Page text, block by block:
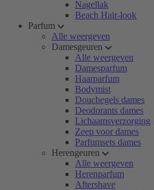
Nagellak
Beach Hair-look
Parfum
Alle weergeven
Damesgeuren
Alle weergeven
Damesparfum
Haarparfum
Bodymist
Douchegels dames
Deodorants dames
Lichaamsverzorging
Zeep voor dames
Parfumsets dames
Herengeuren
Alle weergeven
Herenparfum
Aftershave